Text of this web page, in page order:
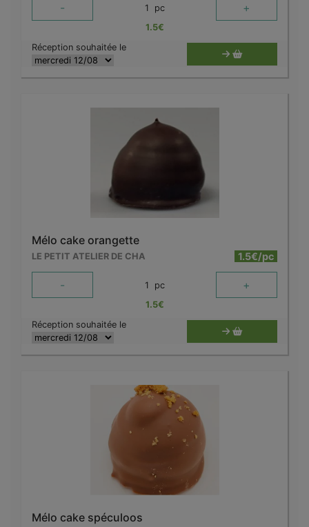
- 1 pc +
1.5€
Réception souhaitée le
Mélo cake orangette
LE PETIT ATELIER DE CHA 1.5€/pc
- 1 pc +
1.5€
Réception souhaitée le
Mélo cake spéculoos